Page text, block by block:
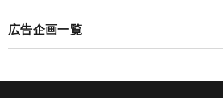
広告企画一覧